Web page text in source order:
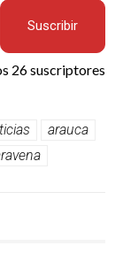
Suscribir
26 suscriptores
arauca